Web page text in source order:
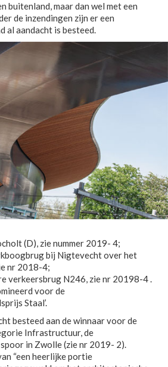
buitenland, maar dan wel met een
de inzendingen zijn er een
al aandacht is besteed.
(D), zie nummer 2019- 4;
bij Nigtevecht over het
nr 2018-4;
verkeersbrug N246, zie nr 20198-4 .
voor de
Staal’.
besteed aan de winnaar voor de
Infrastructuur, de
in Zwolle (zie nr 2019- 2).
“een heerlijke portie